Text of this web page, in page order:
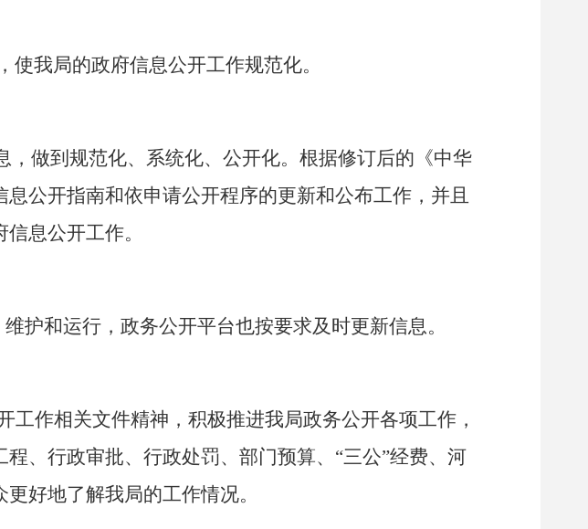
我局的政府信息公开工作规范化。
，做到规范化、系统化、公开化。根据修订后的《中华
公开指南和依申请公开程序的更新和公布工作，并且
信息公开工作。
护和运行，政务公开平台也按要求及时更新信息。
工作相关文件精神，积极推进我局政务公开各项工作，
、行政审批、行政处罚、部门预算、“三公”经费、河
好地了解我局的工作情况。